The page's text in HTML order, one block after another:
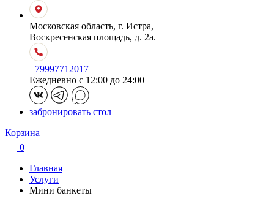
Московская область, г. Истра,
Воскресенская площадь, д. 2а.
+79997712017
Ежедневно с 12:00 до 24:00
забронировать стол
Корзина
0
Главная
Услуги
Мини банкеты